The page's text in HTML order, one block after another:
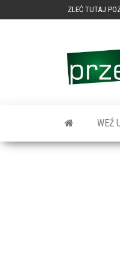
ZLEĆ TUTAJ
WEŹ